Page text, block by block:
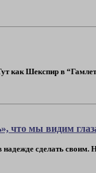
как Шекспир в
что мы видим
надежде сделать